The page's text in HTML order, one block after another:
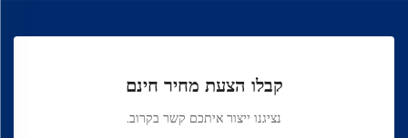
קבלו הצעת מחיר חינם
נציגנו ייצור איתכם קשר בקרוב.